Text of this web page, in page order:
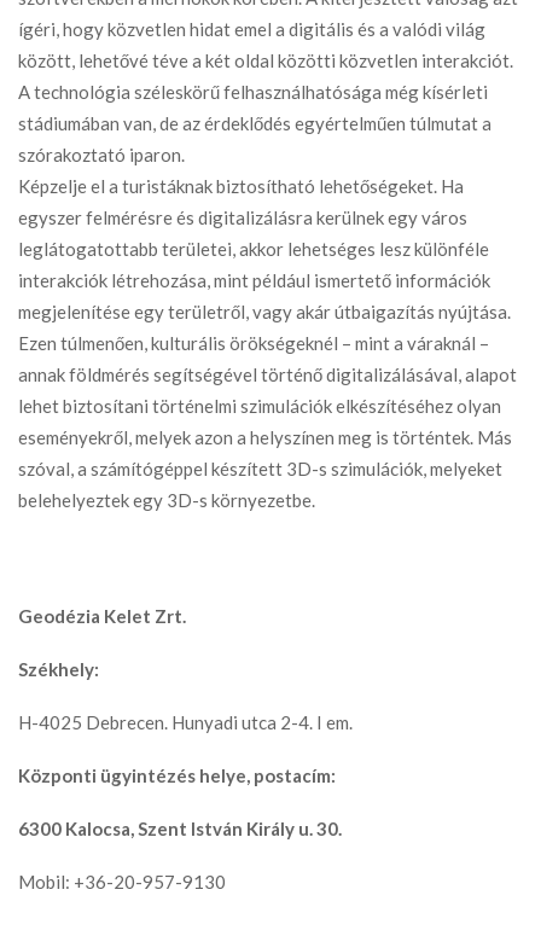
ígéri, hogy közvetlen hidat emel a digitális és a valódi világ
között, lehetővé téve a két oldal közötti közvetlen interakciót.
A technológia széleskörű felhasználhatósága még kísérleti
stádiumában van, de az érdeklődés egyértelműen túlmutat a
szórakoztató iparon.
Képzelje el a turistáknak biztosítható lehetőségeket. Ha
egyszer felmérésre és digitalizálásra kerülnek egy város
leglátogatottabb területei, akkor lehetséges lesz különféle
interakciók létrehozása, mint például ismertető információk
megjelenítése egy területről, vagy akár útbaigazítás nyújtása.
Ezen túlmenően, kulturális örökségeknél – mint a váraknál –
annak földmérés segítségével történő digitalizálásával, alapot
lehet biztosítani történelmi szimulációk elkészítéséhez olyan
eseményekről, melyek azon a helyszínen meg is történtek. Más
szóval, a számítógéppel készített 3D-s szimulációk, melyeket
belehelyeztek egy 3D-s környezetbe.
Geodézia Kelet Zrt.
Székhely:
H-4025 Debrecen. Hunyadi utca 2-4. I em.
Központi ügyintézés helye, postacím:
6300 Kalocsa, Szent István Király u. 30.
Mobil: +36-20-957-9130